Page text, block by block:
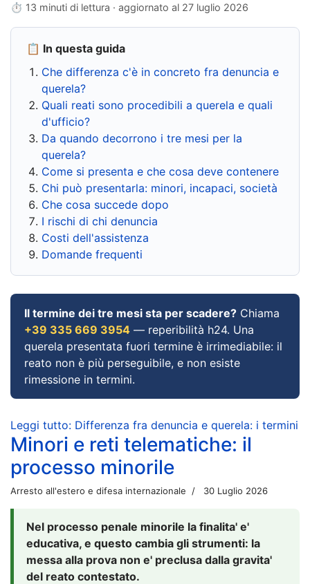
⏱ 13 minuti di lettura · aggiornato al 27 luglio 2026
📋 In questa guida
Che differenza c'è in concreto fra denuncia e
querela?
Quali reati sono procedibili a querela e quali
d'ufficio?
Da quando decorrono i tre mesi per la
querela?
Come si presenta e che cosa deve contenere
Chi può presentarla: minori, incapaci, società
Che cosa succede dopo
I rischi di chi denuncia
Costi dell'assistenza
Domande frequenti
Il termine dei tre mesi sta per scadere? Chiama
+39 335 669 3954 — reperibilità h24. Una
querela presentata fuori termine è irrimediabile: il
reato non è più perseguibile, e non esiste
rimessione in termini.
Leggi tutto: Differenza fra denuncia e querela: i termini
Minori e reti telematiche: il
processo minorile
Arresto all'estero e difesa internazionale 30 Luglio 2026
Nel processo penale minorile la finalita' e'
educativa, e questo cambia gli strumenti: la
messa alla prova non e' preclusa dalla gravita'
del reato contestato.